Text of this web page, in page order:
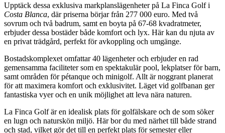
Fastighetsordlista
Upptäck dessa exklusiva markplanslägenheter på La Finca Golf i
Costa Blanca, där priserna börjar från 277 000 euro. Med två
sovrum och två badrum, samt en boyta på 67-68 kvadratmeter,
erbjuder dessa bostäder både komfort och lyx. Här kan du njuta av
en privat trädgård, perfekt för avkoppling och umgänge.
Bostadskomplexet omfattar 40 lägenheter och erbjuder en rad
gemensamma faciliteter som en spektakulär pool, lekplatser för barn,
samt områden för pétanque och minigolf. Allt är noggrant planerat
för att maximera komfort och exklusivitet. Läget vid golfbanan ger
fantastiska vyer och en unik möjlighet att leva nära naturen.
La Finca Golf är en idealisk plats för golfälskare och de som söker
en lugn och naturskön miljö. Här bor du med närhet till både strand
och stad, vilket gör det till en perfekt plats för semester eller